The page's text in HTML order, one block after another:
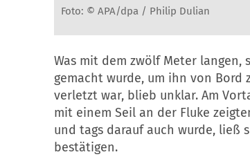
Foto: © APA/dpa / Philip Dulian
Was mit dem zwölf Meter
gemacht wurde, um ihn von Bord
verletzt war, blieb unklar. Am
mit einem Seil an der Fluke
und tags darauf auch wurde, ließ
bestätigen.